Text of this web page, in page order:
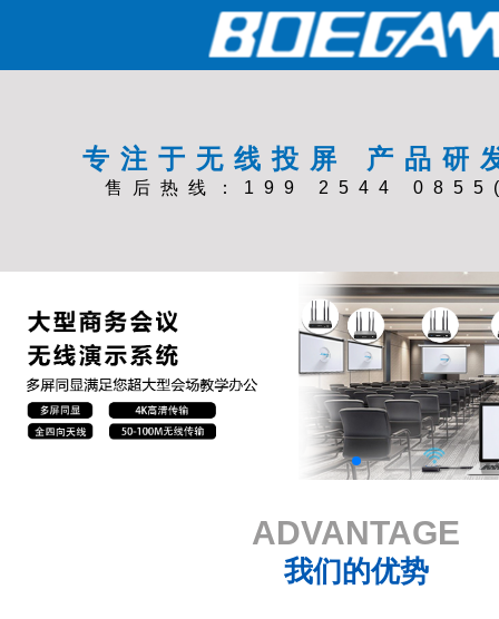
专注于无线投屏 产品研
售后热线：199 2544
ADVANTAGE
我们的优势